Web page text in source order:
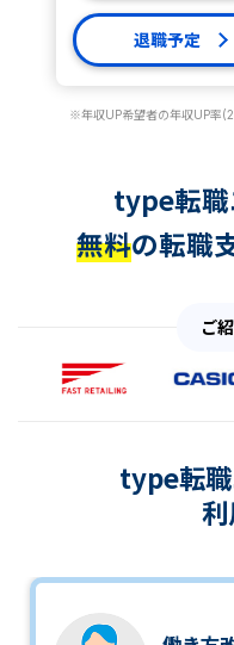
退職予定
※年収UP希望者の年収UP率
type転職
無料の転職
ご
type転